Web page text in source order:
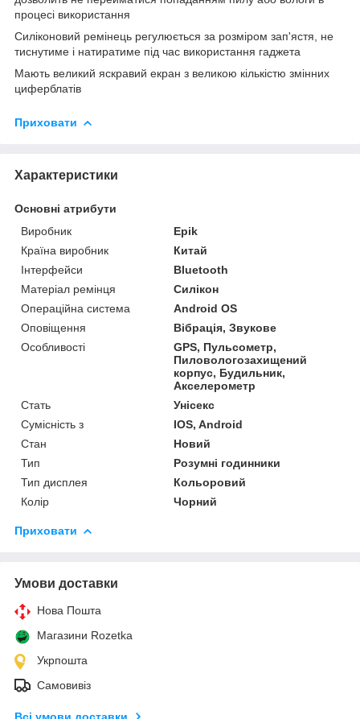
процесі використання
Силіконовий ремінець регулюється за розміром зап'ястя, не
тиснутиме і натиратиме під час використання гаджета
Мають великий яскравий екран з великою кількістю змінних
циферблатів
Приховати
Характеристики
Основні атрибути
Виробник
Epik
Країна виробник
Китай
Інтерфейси
Bluetooth
Матеріал ремінця
Силікон
Операційна система
Android OS
Оповіщення
Вібрація, Звукове
Особливості
GPS, Пульсометр,
Пиловологозахищений
корпус, Будильник,
Акселерометр
Стать
Унісекс
Сумісність з
IOS, Android
Стан
Новий
Тип
Розумні годинники
Тип дисплея
Кольоровий
Колір
Чорний
Приховати
Умови доставки
Нова Пошта
Магазини Rozetka
Укрпошта
Самовивіз
Всі умови доставки